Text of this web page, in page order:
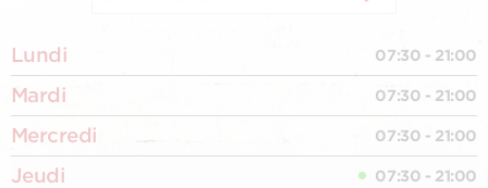
Lundi 07:30 - 21:00
Mardi 07:30 - 21:00
Mercredi 07:30 - 21:00
Jeudi 07:30 - 21:00